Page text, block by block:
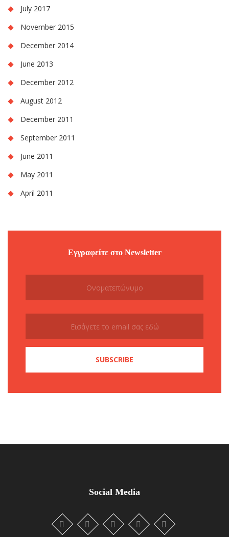
July 2017
November 2015
December 2014
June 2013
December 2012
August 2012
December 2011
September 2011
June 2011
May 2011
April 2011
Εγγραφείτε στο Newsletter
Social Media